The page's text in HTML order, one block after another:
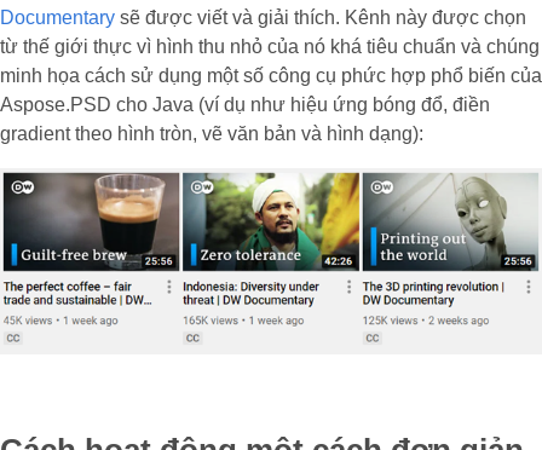
Documentary sẽ được viết và giải thích. Kênh này được chọn
từ thế giới thực vì hình thu nhỏ của nó khá tiêu chuẩn và chúng
minh họa cách sử dụng một số công cụ phức hợp phổ biến của
Aspose.PSD cho Java (ví dụ như hiệu ứng bóng đổ, điền
gradient theo hình tròn, vẽ văn bản và hình dạng):